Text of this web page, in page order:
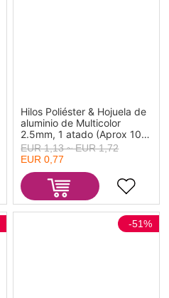
Hilos Poliéster & Hojuela de
aluminio de Multicolor
2.5mm, 1 atado (Aprox 100
M/atados)
EUR 1,13 ~ EUR 1,72
EUR 0,77
-51%